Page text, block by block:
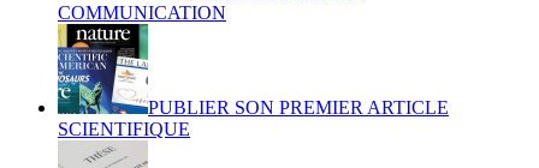
COMMUNICATION
PUBLIER SON PREMIER ARTICLE
SCIENTIFIQUE